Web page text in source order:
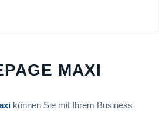
MAXI
können Sie mit Ihrem Business